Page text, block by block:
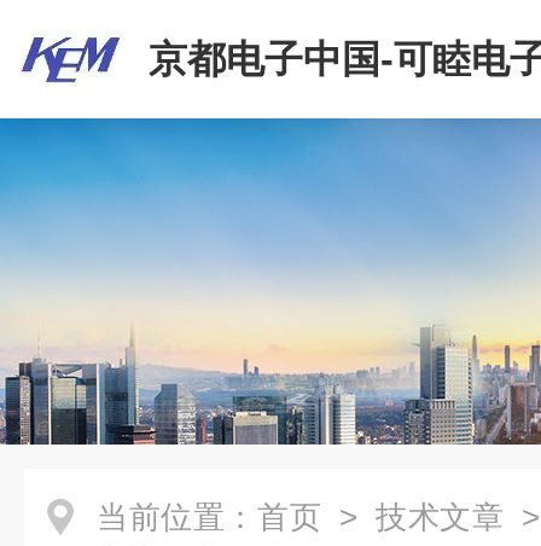
京都电子中国-可睦电
商贸有限公司
当前位置： 首页 > 技术文章